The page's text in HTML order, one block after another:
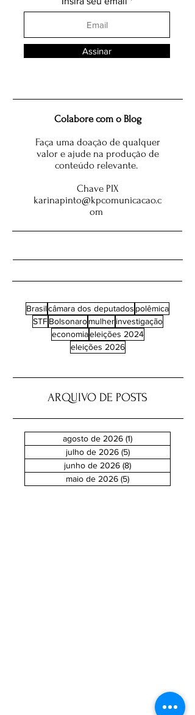
Assinar
Colabore com o Blog
Faça uma doação de qualquer
valor e ajude na produção de
conteúdo relevante.
Chave PIX
karinapinto@kpcomunicacao.c
om
Brasilcâmara dos deputados polêmica
STF Bolsonaro mulher investigação
economiaeleições 2024
eleições 2026
ARQUIVO DE POSTS
agosto de 2026 (1)
julho de 2026 (5)5 posts
junho de 2026 (8)
maio de 2026 (5)